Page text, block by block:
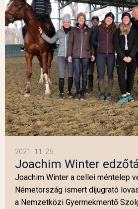
2021. 11. 25.
Joachim Winter
Joachim Winter a cellei méntelep
Németország ismert díjugrató
a Nemzetközi Gyermekmentő